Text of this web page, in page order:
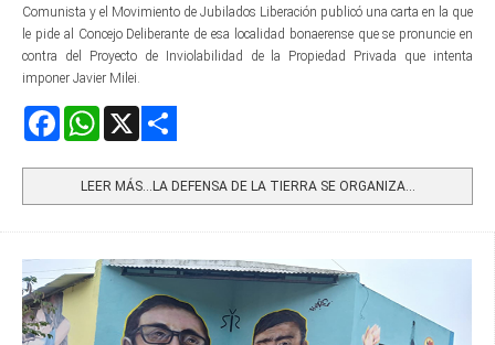
Comunista y el Movimiento de Jubilados Liberación publicó una carta en la que
le pide al Concejo Deliberante de esa localidad bonaerense que se pronuncie en
contra del Proyecto de Inviolabilidad de la Propiedad Privada que intenta
imponer Javier Milei.
FacebookWhatsApp
LEER MÁS…LA DEFENSA DE LA TIERRA SE ORGANIZA...